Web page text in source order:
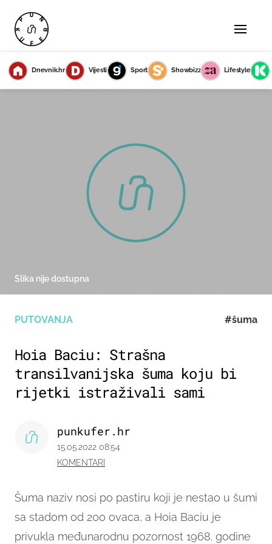
Dnevnik.hr Vijesti Sport Showbizz Lifestyle
PUTOVANJA #šuma
Hoia Baciu: Strašna
transilvanijska šuma koju bi
rijetki istraživali sami
Šuma naziv nosi po pastiru koji je nestao u šumi
sa stadom od 200 ovaca, a Hoia Baciu je
privukla međunarodnu pozornost 1968. godine
punkufer.hr
15.05.2022 08:54
KOMENTARI
Slika nije dostupna